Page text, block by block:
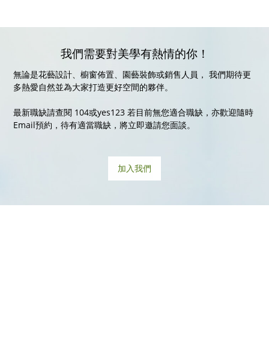
我們需要對美學有熱情的你！
無論是花藝設計、櫥窗佈置、園藝裝飾或銷售人員， 我們期待更
多熱愛自然並為大家打造更好空間的夥伴。
最新職缺請查閱 104或yes123 若目前無您適合職缺，亦歡迎隨時
Email預約，待有適當職缺，將立即邀請您面談。
加入我們